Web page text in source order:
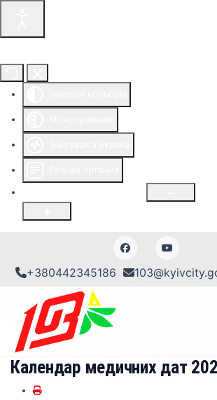
+380442345186
Календар медичних дат